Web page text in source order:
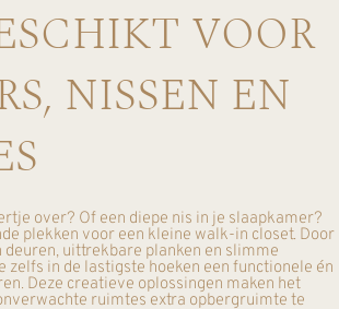
VOOR
NISSEN EN
over? Of een diepe nis in je slaapkamer?
plekken voor een kleine walk-in closet. Door
uittrekbare planken en slimme
zelfs in de lastigste hoeken een functionele én
Deze creatieve oplossingen maken het
ruimtes extra opbergruimte te